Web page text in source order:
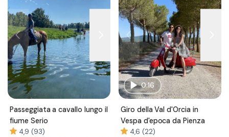
Passeggiata a cavallo lungo il
fiume Serio
4,9 (93)
0:16
Giro della Val d'Orcia in
Vespa d'epoca da Pienza
4,6 (22)